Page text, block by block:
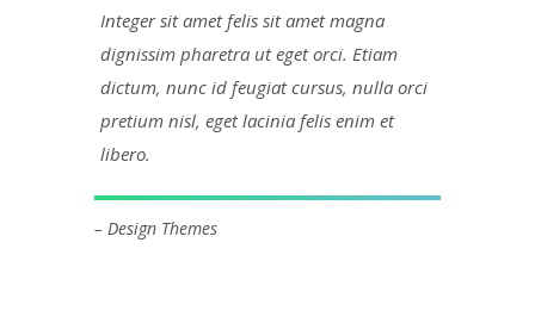
Integer sit amet felis sit amet magna
dignissim pharetra ut eget orci. Etiam
dictum, nunc id feugiat cursus, nulla orci
pretium nisl, eget lacinia felis enim et
libero.
– Design Themes